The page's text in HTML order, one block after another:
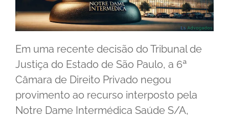
Em uma recente decisão do Tribunal de
Justiça do Estado de São Paulo, a 6ª
Câmara de Direito Privado negou
provimento ao recurso interposto pela
Notre Dame Intermédica Saúde S/A,